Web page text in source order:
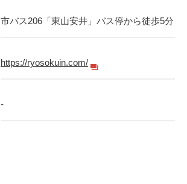
市バス206「東山安井」バス停から徒歩5分
https://ryosokuin.com/
-